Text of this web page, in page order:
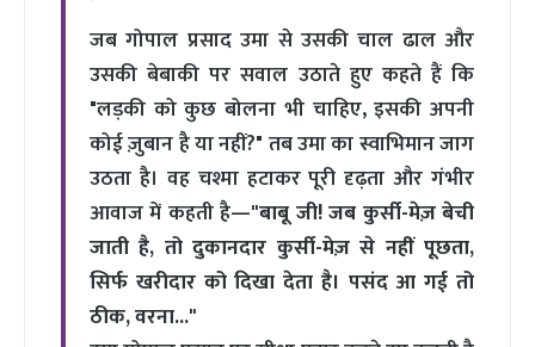
जब गोपाल प्रसाद उमा से उसकी चाल ढाल और
उसकी बेबाकी पर सवाल उठाते हुए कहते हैं कि
"लड़की को कुछ बोलना भी चाहिए, इसकी अपनी
कोई ज़ुबान है या नहीं?" तब उमा का स्वाभिमान जाग
उठता है। वह चश्मा हटाकर पूरी दृढ़ता और गंभीर
आवाज में कहती है—"बाबू जी! जब कुर्सी-मेज़ बेची
जाती है, तो दुकानदार कुर्सी-मेज़ से नहीं पूछता,
सिर्फ खरीदार को दिखा देता है। पसंद आ गई तो
ठीक, वरना..."